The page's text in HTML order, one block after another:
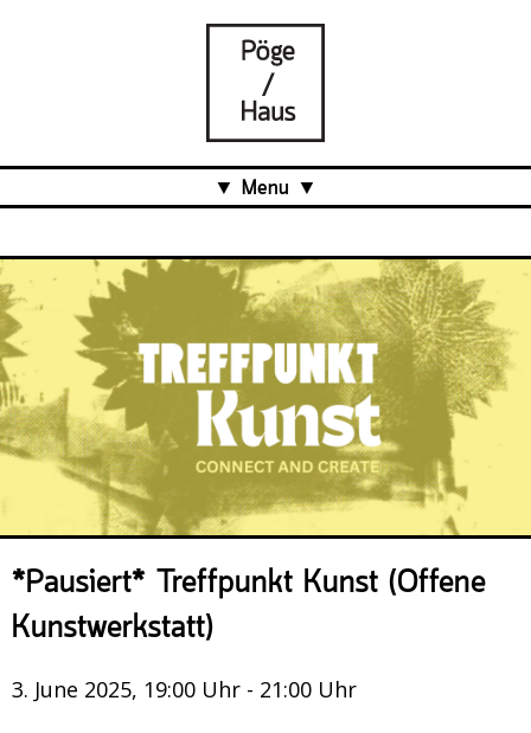
Menu
Projects
Über uns
Was ist das Pöge-Haus?
Team
Organisation
Mitarbeit
Veranstaltungsrückblick
Kontakt und Anfahrt
*Pausiert* Treffpunkt Kunst (Offene
Kunstwerkstatt)
3. June 2025, 19:00 Uhr - 21:00 Uhr